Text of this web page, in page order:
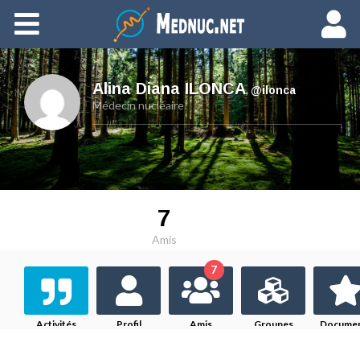
Ajouter du contenu
Alina Diana ILONCA, @ilonca
Médecin nucléaire
7
Amis
Activités Profil Amis
7
Groupes